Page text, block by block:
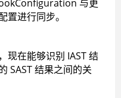
与更
置进行同步。
现在能够识别 IAST 结
SAST 结果之间的关